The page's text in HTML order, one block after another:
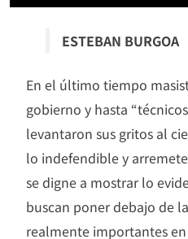
ESTEBAN BURGOA
En el último tiempo
gobierno y hasta
levantaron sus gritos al
lo indefendible y
se digne a mostrar lo
buscan poner debajo de
realmente importantes